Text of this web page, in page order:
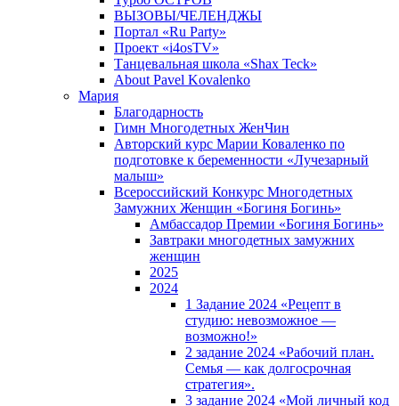
ВЫЗОВЫ/ЧЕЛЕНДЖЫ
Портал «Ru Party»
Проект «i4osTV»
Танцевальная школа «Shax Teck»
About Pavel Kovalenko
Мария
Благодарность
Гимн Многодетных ЖенЧин
Авторский курс Марии Коваленко по
подготовке к беременности «Лучезарный
малыш»
Всероссийский Конкурс Многодетных
Замужних Женщин «Богиня Богинь»
Амбассадор Премии «Богиня Богинь»
Завтраки многодетных замужних
женщин
2025
2024
1 Задание 2024 «Рецепт в
студию: невозможное —
возможно!»
2 задание 2024 «Рабочий план.
Семья — как долгосрочная
стратегия».
3 задание 2024 «Мой личный код